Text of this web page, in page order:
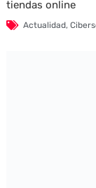
tiendas online
Actualidad,